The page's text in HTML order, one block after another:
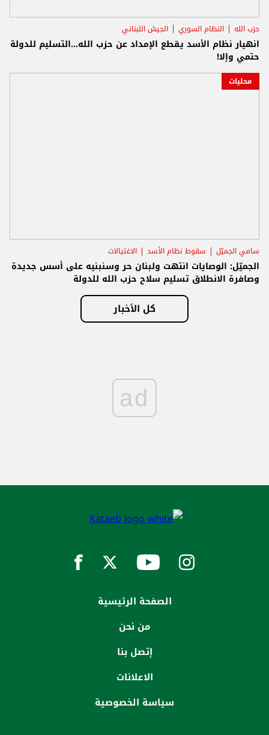
حزب الله النظام السوري الجيش اللبناني
انهيار نظام الأسد يقطع الإمداد عن حزب الله...التسليم للدولة
حتمي وإلا!
محليات
سامي الجميّل سقوط نظام الأسد الاغتيالات
الجميّل: الوصايات انتهت ولبنان حر وسنبنيه على أسس جديدة
وصافرة الانطلاق تسليم سلاح حزب الله للدولة
كل الأخبار
ad
الصفحة الرئيسية
من نحن
إتصل بنا
الاعلانات
سياسة الخصوصية